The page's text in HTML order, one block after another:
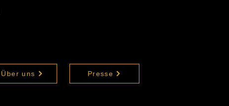
Über uns Presse